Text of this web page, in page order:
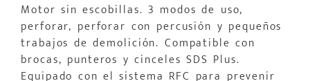
Motor sin escobillas. 3 modos de uso,
perforar, perforar con percusión y pequeños
trabajos de demolición. Compatible con
brocas, punteros y cinceles SDS Plus.
Equipado con el sistema RFC para prevenir